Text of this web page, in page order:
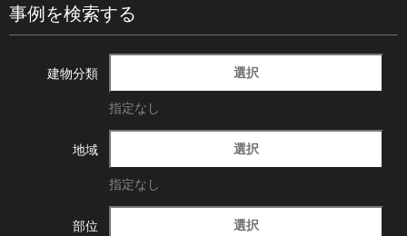
事例を検索する
建物分類 選択
指定なし
地域 選択
指定なし
部位 選択